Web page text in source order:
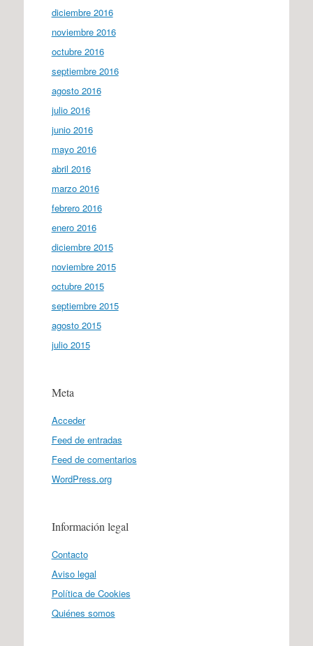
diciembre 2016
noviembre 2016
octubre 2016
septiembre 2016
agosto 2016
julio 2016
junio 2016
mayo 2016
abril 2016
marzo 2016
febrero 2016
enero 2016
diciembre 2015
noviembre 2015
octubre 2015
septiembre 2015
agosto 2015
julio 2015
Meta
Acceder
Feed de entradas
Feed de comentarios
WordPress.org
Información legal
Contacto
Aviso legal
Política de Cookies
Quiénes somos